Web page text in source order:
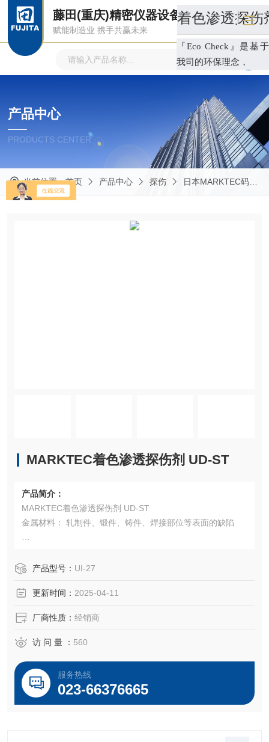
藤田(重庆)精密仪器设备有限公司
赋能制造业 携手共赢未来
产品中心
PRODUCTS CENTER
当前位置：首页 产品中心 探伤 日本MARKTEC码科泰克
MARKTEC着色渗透探伤剂 UD-ST
产品简介：
MARKTEC着色渗透探伤剂 UD-ST
金属材料： 轧制件、锻件、铸件、焊接部位等表面的缺陷
产品型号： UI-27
更新时间： 2025-04-11
厂商性质： 经销商
访 问 量 ： 560
服务热线
023-66376665
着色渗透探伤
『Eco Check』是基于
我司的环保理念，